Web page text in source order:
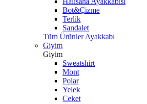
Bot&Çizme
Terlik
Sandalet
Tüm Ürünler Ayakkabı
Giyim
Giyim
Sweatshirt
Mont
Polar
Yelek
Ceket